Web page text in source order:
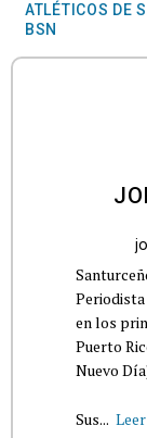
ATLÉTICOS DE
BSN
en los
Puerto
Nuevo
Sus...